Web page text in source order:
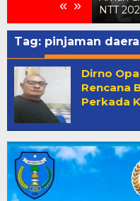
« »
Tag: pinjaman
Dirno
Rencana
Perkada